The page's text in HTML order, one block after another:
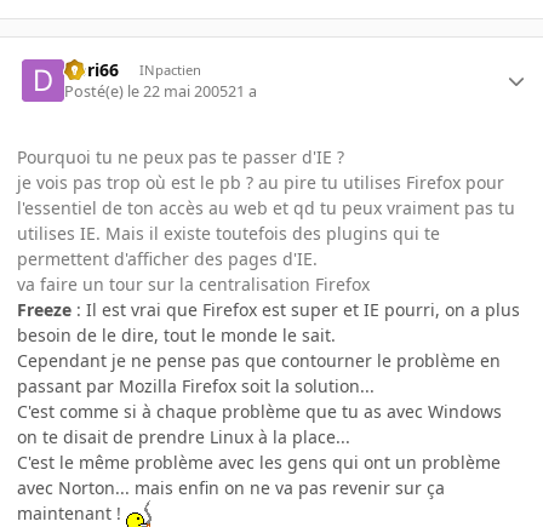
Dori66 INpactien
Posté(e) le 22 mai 200521 a
Pourquoi tu ne peux pas te passer d'IE ?
je vois pas trop où est le pb ? au pire tu utilises Firefox pour
l'essentiel de ton accès au web et qd tu peux vraiment pas tu
utilises IE. Mais il existe toutefois des plugins qui te
permettent d'afficher des pages d'IE.
va faire un tour sur la centralisation Firefox
Freeze : Il est vrai que Firefox est super et IE pourri, on a plus
besoin de le dire, tout le monde le sait.
Cependant je ne pense pas que contourner le problème en
passant par Mozilla Firefox soit la solution...
C'est comme si à chaque problème que tu as avec Windows
on te disait de prendre Linux à la place...
C'est le même problème avec les gens qui ont un problème
avec Norton... mais enfin on ne va pas revenir sur ça
maintenant !